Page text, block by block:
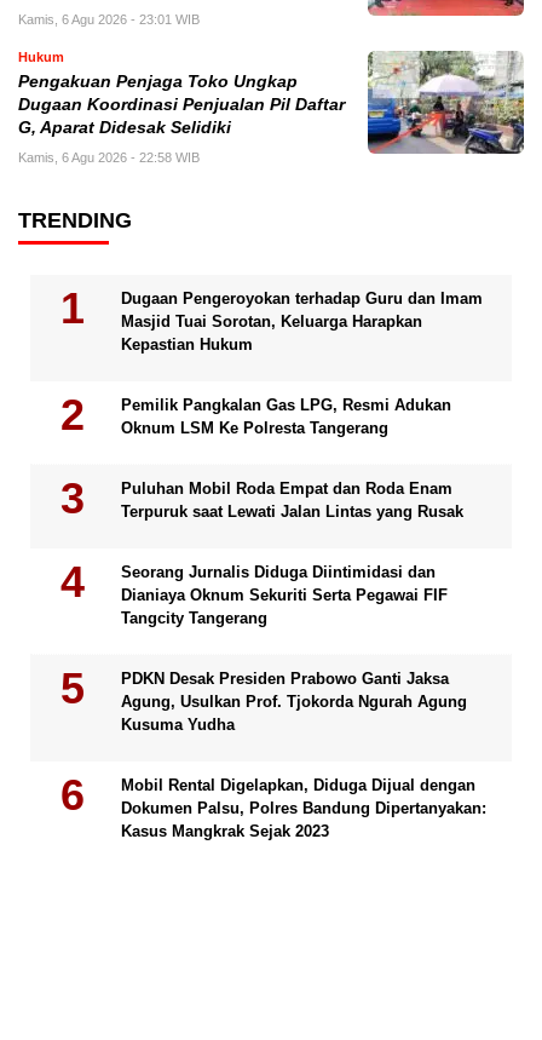
Kamis, 6 Agu 2026 - 23:01 WIB
Hukum
Pengakuan Penjaga Toko Ungkap
Dugaan Koordinasi Penjualan Pil Daftar
G, Aparat Didesak Selidiki
Kamis, 6 Agu 2026 - 22:58 WIB
TRENDING
Dugaan Pengeroyokan terhadap Guru dan Imam
Masjid Tuai Sorotan, Keluarga Harapkan
Kepastian Hukum
Pemilik Pangkalan Gas LPG, Resmi Adukan
Oknum LSM Ke Polresta Tangerang
Puluhan Mobil Roda Empat dan Roda Enam
Terpuruk saat Lewati Jalan Lintas yang Rusak
Seorang Jurnalis Diduga Diintimidasi dan
Dianiaya Oknum Sekuriti Serta Pegawai FIF
Tangcity Tangerang
PDKN Desak Presiden Prabowo Ganti Jaksa
Agung, Usulkan Prof. Tjokorda Ngurah Agung
Kusuma Yudha
Mobil Rental Digelapkan, Diduga Dijual dengan
Dokumen Palsu, Polres Bandung Dipertanyakan:
Kasus Mangkrak Sejak 2023